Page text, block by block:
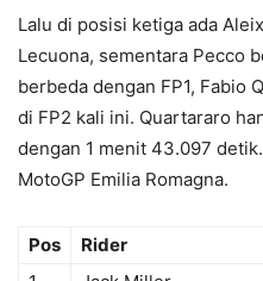
Lalu di posisi ketiga ada
Lecuona, sementara Pecco
berbeda dengan FP1, Fabio
di FP2 kali ini. Quartararo
dengan 1 menit 43.097
MotoGP Emilia Romagna.
Pos Rider